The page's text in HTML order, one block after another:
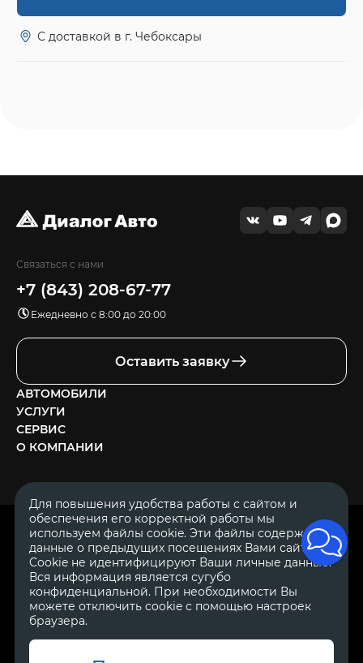
С доставкой в г. Чебоксары
Связаться с нами
+7 (843) 208-67-77
Ежедневно с 8:00 до 20:00
Оставить заявку
АВТОМОБИЛИ
УСЛУГИ
СЕРВИС
О КОМПАНИИ
© 2007—2026 «Диалог Авто» — автосалон. Все права защищены.
Обращаем Ваше внимание на то, что данный Интернет-сайт
носит исключительно информационный характер и ни при
каких условиях не является публичной офертой, определяемой
положениями Статьи 437 Гражданского Кодекса Российской
Федерации.Для получения подробной информации о
продажам автосалонов Диалог Авто. Для получения
ОГРН 1111644005153
ИНН 1644062657
Для повышения удобства работы с сайтом и
обеспечения его корректной работы мы
используем файлы cookie. Эти файлы содержат
данные о предыдущих посещениях Вами сайта.
Cookie не идентифицируют Ваши личные данные.
Вся информация является сугубо
конфиденциальной. При необходимости Вы
можете отключить cookie с помощью настроек
браузера.